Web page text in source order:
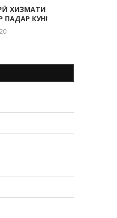
ХИЗМАТИ
ПАДАР КУН!